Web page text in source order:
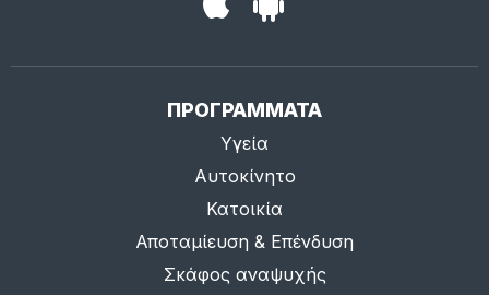
ΠΡΟΓΡΑΜΜΑΤΑ
Υγεία
Αυτοκίνητο
Κατοικία
Αποταμίευση & Επένδυση
Σκάφος αναψυχής